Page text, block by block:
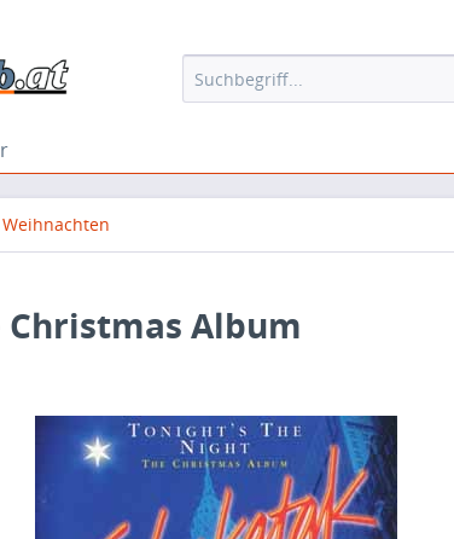
Weihnachten
Christmas Album